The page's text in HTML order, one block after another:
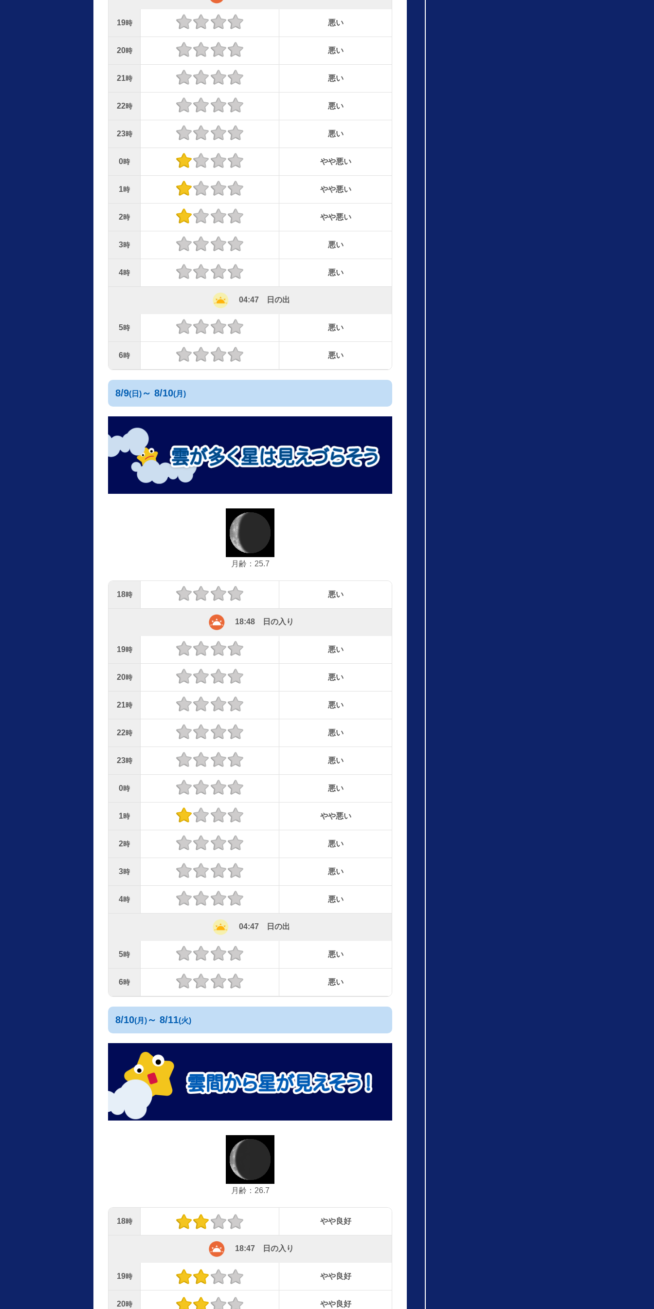
19時 悪い
20時 悪い
21時 悪い
22時 悪い
23時 悪い
0時 やや悪い
1時 やや悪い
2時 やや悪い
3時 悪い
4時 悪い
04:47 日の出
5時 悪い
6時 悪い
8/9(日) ～ 8/10(月)
月齢：25.7
18時 悪い
18:48 日の入り
19時 悪い
20時 悪い
21時 悪い
22時 悪い
23時 悪い
0時 悪い
1時 やや悪い
2時 悪い
3時 悪い
4時 悪い
04:47 日の出
5時 悪い
6時 悪い
8/10(月) ～ 8/11(火)
月齢：26.7
18時 やや良好
18:47 日の入り
19時 やや良好
20時 やや良好